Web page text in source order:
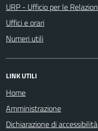
URP - Ufficio per le
Uffici e orari
Numeri utili
LINK UTILI
Home
Amministrazione
Dichiarazione di accessibilità